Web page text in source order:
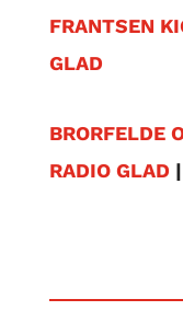
FRANTSEN
GLAD
BRORFELDE
RADIO GLAD |